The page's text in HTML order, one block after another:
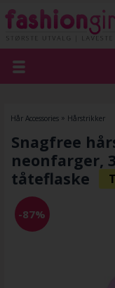
Hår Accessories » Hårstrikker
Snagfree
neonfarger,
tåteflaske
-87%